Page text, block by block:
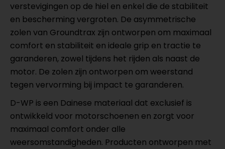
verstevigingen op de hiel en enkel die de stabiliteit
en bescherming vergroten. De asymmetrische
zolen van Groundtrax zijn ontworpen om maximaal
comfort en stabiliteit en ideale grip en tractie te
garanderen, zowel tijdens het rijden als naast de
motor. De zolen zijn ontworpen om weerstand
tegen vervorming bij impact te garanderen.
D-WP is een Dainese materiaal dat exclusief is
ontwikkeld voor motorschoenen en zorgt voor
maximaal comfort onder alle
weersomstandigheden. Producten ontworpen met